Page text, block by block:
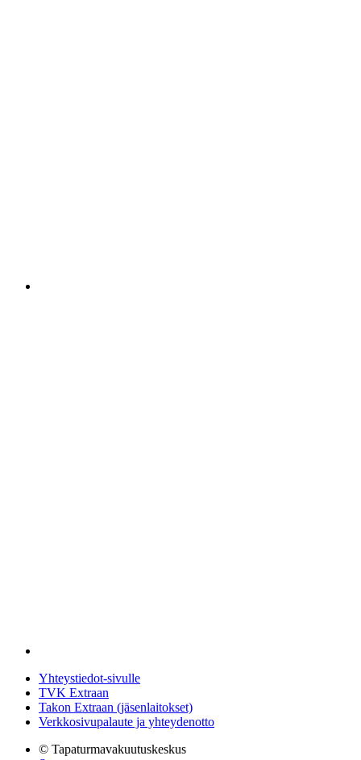
Yhteystiedot-sivulle
TVK Extraan
Takon Extraan (jäsenlaitokset)
Verkkosivupalaute ja yhteydenotto
© Tapaturmavakuutuskeskus